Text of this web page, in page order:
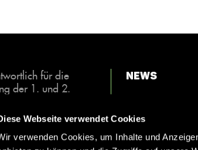
Webseite verwendet Cookies
verwenden Cookies, um Inhalte und
für die
der 1. und 2.
Vereine unter dem
sowohl im
News
Kontakt